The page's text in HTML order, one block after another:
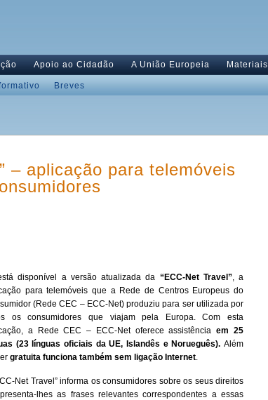
Apoio ao Cidadão A União Europeia Materiais
Breves
– aplicação para telemóveis
disponível a versão atualizada da “ECC-Net Travel”, a
para telemóveis que a Rede de Centros Europeus do
(Rede CEC – ECC-Net) produziu para ser utilizada por
os consumidores que viajam pela Europa. Com esta
a Rede CEC – ECC-Net oferece assistênciaem 25
(23 línguas oficiais da UE, Islandês e Norueguês). Além
gratuita funciona também sem ligação Internet.
Net Travel” informa os consumidores sobre os seus direitos
lhes as frases relevantes correspondentes a essas